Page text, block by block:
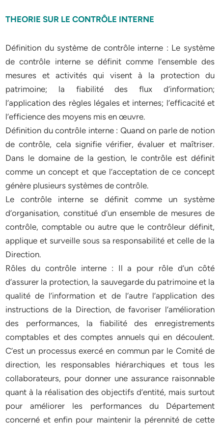
THEORIE SUR LE CONTRÔLE INTERNE
Définition du système de contrôle interne : Le système
de contrôle interne se définit comme l’ensemble des
mesures et activités qui visent à la protection du
patrimoine; la fiabilité des flux d’information;
l’application des règles légales et internes; l’efficacité et
l’efficience des moyens mis en œuvre.
Définition du contrôle interne : Quand on parle de notion
de contrôle, cela signifie vérifier, évaluer et maîtriser.
Dans le domaine de la gestion, le contrôle est définit
comme un concept et que l’acceptation de ce concept
génère plusieurs systèmes de contrôle.
Le contrôle interne se définit comme un système
d’organisation, constitué d’un ensemble de mesures de
contrôle, comptable ou autre que le contrôleur définit,
applique et surveille sous sa responsabilité et celle de la
Direction.
Rôles du contrôle interne : Il a pour rôle d’un côté
d’assurer la protection, la sauvegarde du patrimoine et la
qualité de l’information et de l’autre l’application des
instructions de la Direction, de favoriser l’amélioration
des performances, la fiabilité des enregistrements
comptables et des comptes annuels qui en découlent.
C’est un processus exercé en commun par le Comité de
direction, les responsables hiérarchiques et tous les
collaborateurs, pour donner une assurance raisonnable
quant à la réalisation des objectifs d’entité, mais surtout
pour améliorer les performances du Département
concerné et enfin pour maintenir la pérennité de cette